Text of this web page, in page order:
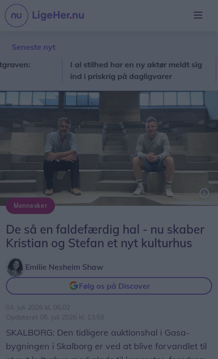
Seneste nyt
I al stilhed har en ny aktør meldt sig
ind i priskrig på dagligvarer
Mennesker
De så en faldefærdig hal - nu skaber
Kristian og Stefan et nyt kulturhus
Emilie Nesheim Shaw
Følg os på Discover
04. juli 2026 kl. 06.02
Opdateret 06. juli 2026 kl. 13.58
SKALBORG: Den tidligere auktionshal i Gasa-
bygningen i Skalborg er ved at blive forvandlet til